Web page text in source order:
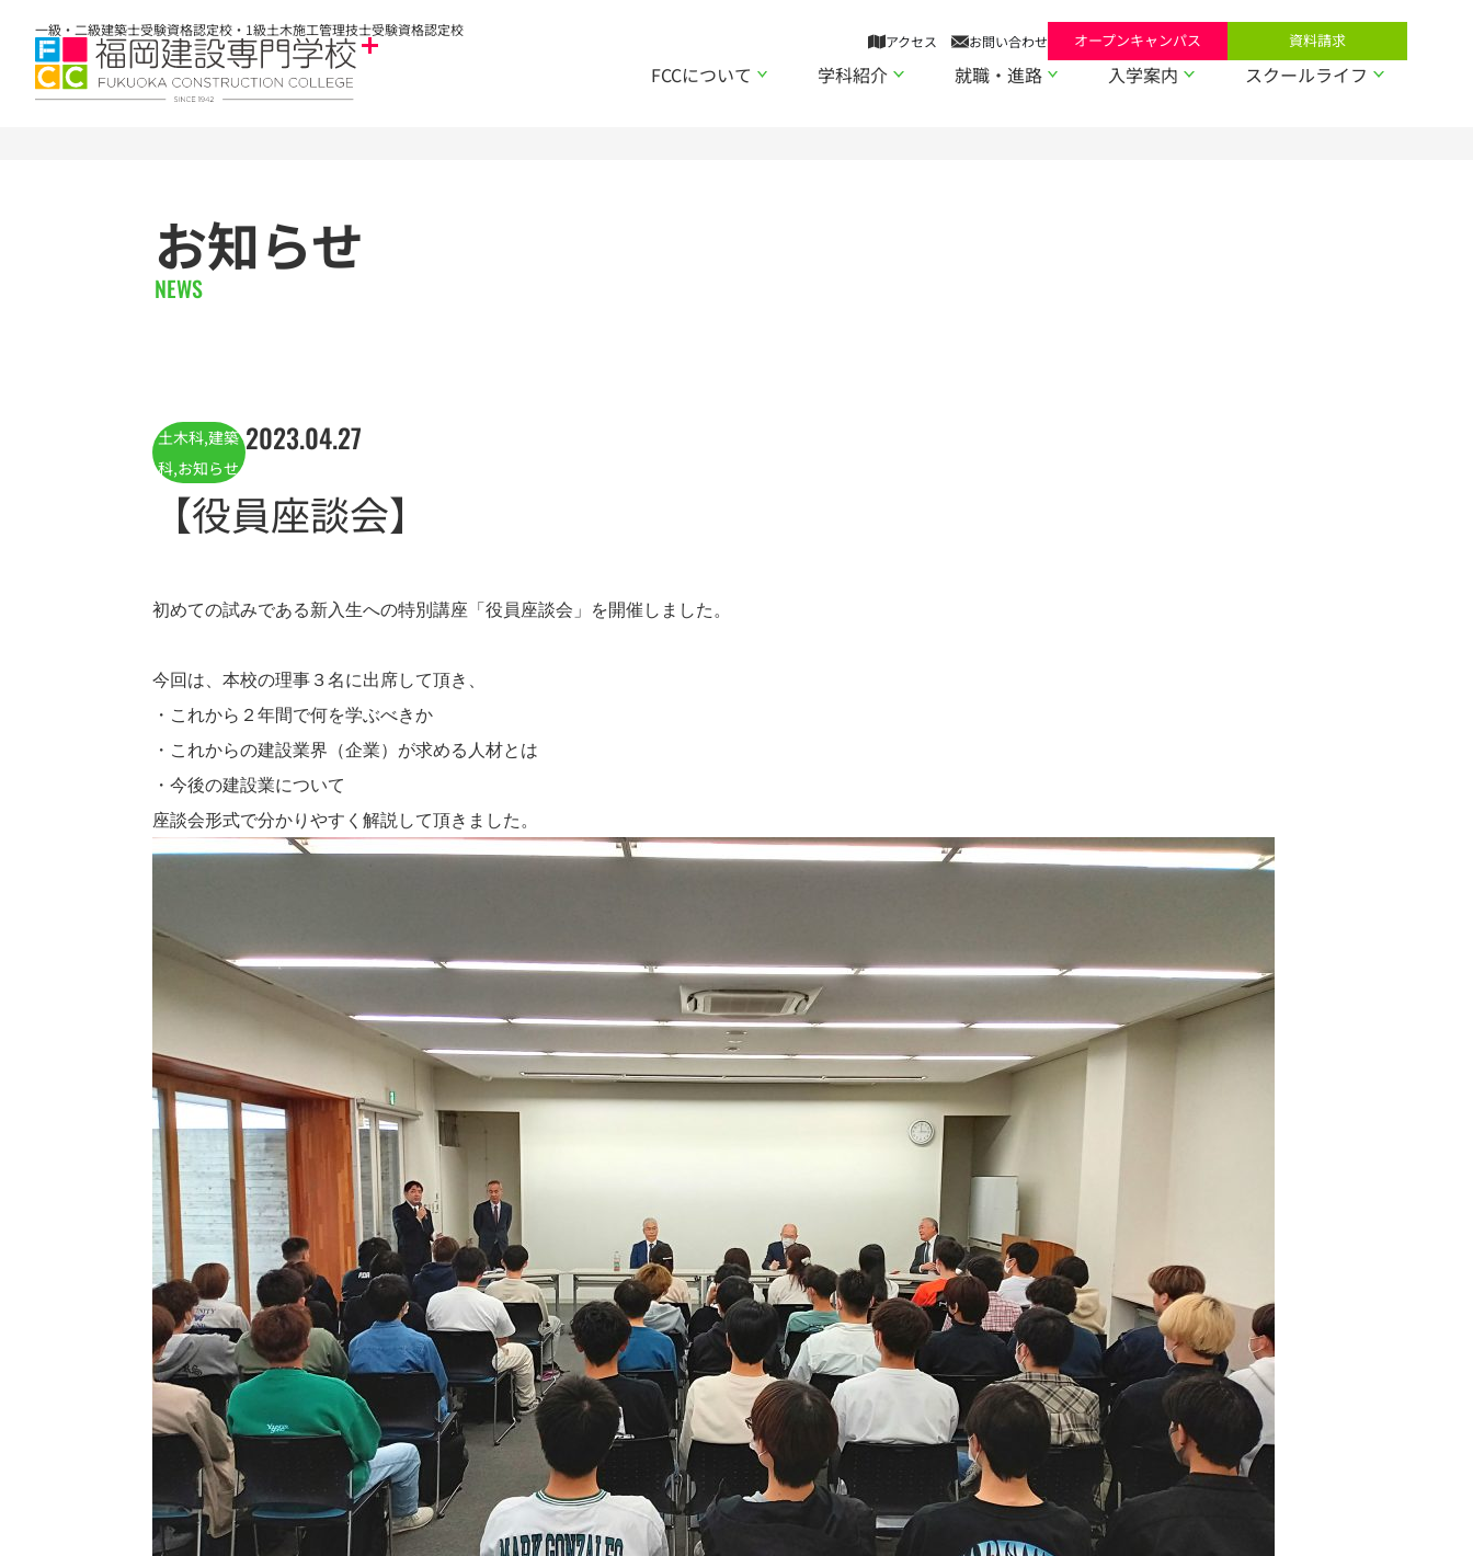
一級・二級建築士受験資格認定校・1級土木施工管理技士受験資格認定校
アクセス お問い合わせ オープンキャンパス 資料請求
FCCについて 学科紹介 就職・進路 入学案内 スクールライフ
お知らせ
NEWS
土木科,建築
科,お知らせ
2023.04.27
【役員座談会】
初めての試みである新入生への特別講座「役員座談会」を開催しました。
今回は、本校の理事３名に出席して頂き、
・これから２年間で何を学ぶべきか
・これからの建設業界（企業）が求める人材とは
・今後の建設業について
座談会形式で分かりやすく解説して頂きました。